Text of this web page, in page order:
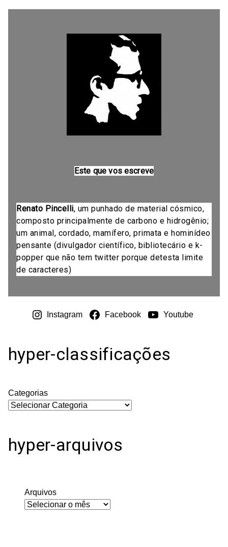
Este que vos escreve
Renato Pincelli, um punhado de material cósmico,
composto principalmente de carbono e hidrogênio;
um animal, cordado, mamífero, primata e hominídeo
pensante (divulgador científico, bibliotecário e k-
popper que não tem twitter porque detesta limite
de caracteres)
Instagram Facebook Youtube
hyper-classificações
Categorias
hyper-arquivos
Arquivos